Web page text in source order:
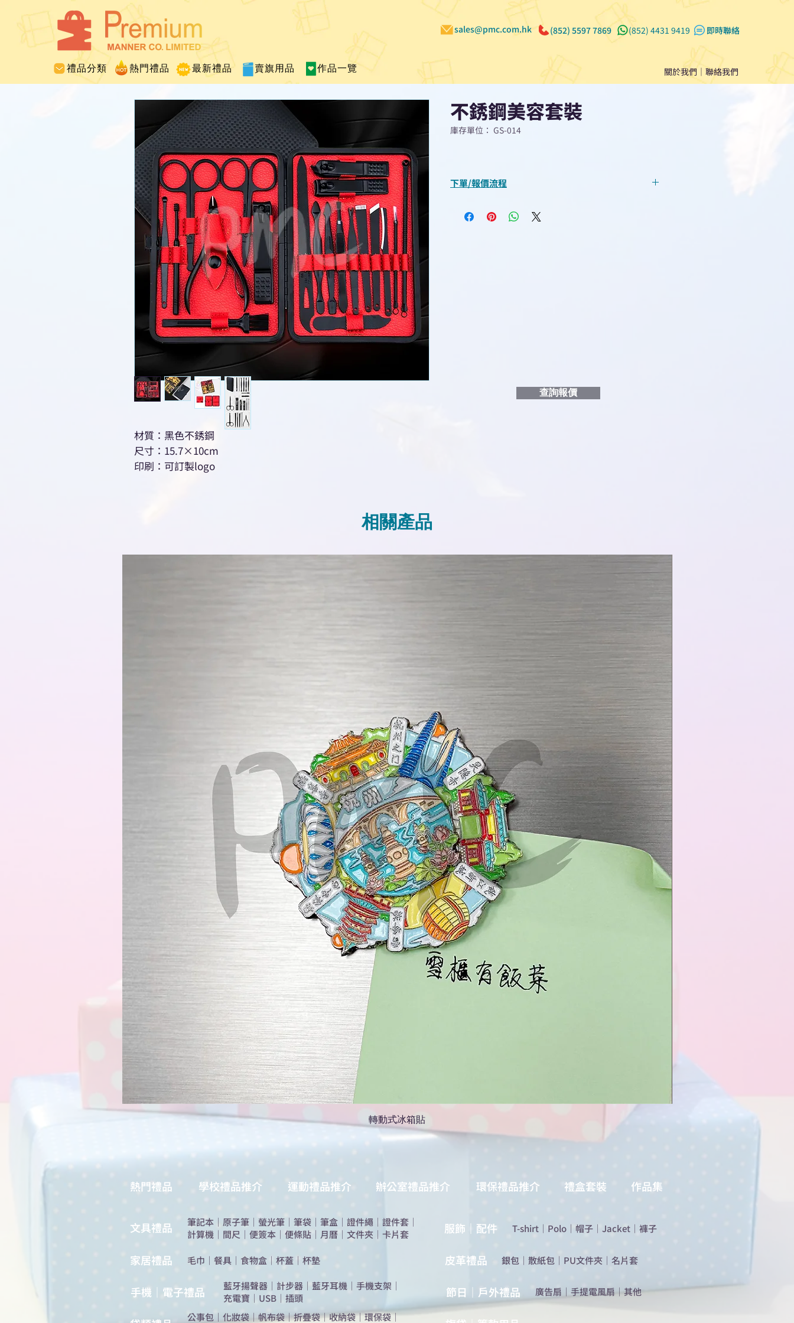
禮品分類 熱門禮品 最新禮品 賣旗用品 作品一覽
sales@pmc.com.hk (852) 5597 7869 (852) 4431 9419 ​即時聯絡
關於我們 ｜聯絡我們
材質：黑色不銹鋼
尺寸：15.7×10cm
印刷：可訂製logo
不銹鋼美容套裝
庫存單位： GS-014
下單/報價流程
查詢或報價”
查詢報價
相關產品
轉動式冰箱貼
熱門禮品 學校禮品推介 運動禮品推介 辦公室禮品推介 環保禮品推介 禮盒套裝 作品集
​文具禮品 筆記本 ｜ 原子筆 ｜ 螢光筆 ｜ 筆袋 ｜ 筆盒 ｜ 證件繩 ｜ 證件套 ｜
計算機 ｜ 間尺 ｜ 便簽本 ｜ 便條貼 ｜ 月曆 ｜ 文件夾 ｜ 卡片套
​家居禮品 ​毛巾 ｜ 餐具 ｜ 食物盒 ｜ 杯蓋 ｜ 杯墊
手機｜電子禮品 ​藍牙揚聲器 ｜ 計步器 ｜ 藍牙耳機 ｜ 手機支架 ｜
充電寶 ｜ USB ｜ 插頭
公事包 ｜ 化妝袋 ｜帆布袋 ｜折疊袋｜收納袋｜環保袋｜
服飾｜配件 T-shirt ｜ Polo ｜ 帽子 ｜ Jacket ｜ 褲子
​皮革禮品 ​銀包 ｜ 散紙包 ｜ PU文件夾 ｜ 名片套
節日｜戶外禮品 ​廣告扇 ｜ 手提電風扇 ｜ 其他